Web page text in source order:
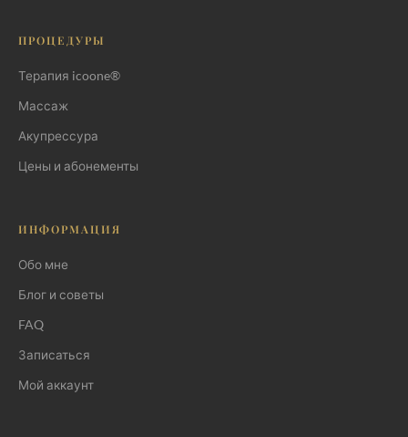
ПРОЦЕДУРЫ
Терапия icoone®
Массаж
Акупрессура
Цены и абонементы
ИНФОРМАЦИЯ
Обо мне
Блог и советы
FAQ
Записаться
Мой аккаунт